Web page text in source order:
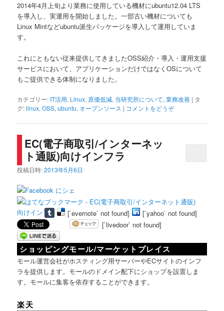
2014年4月上旬より業務に使用している機材にubuntu12.04 LTS
を導入し、実運用を開始しました。一部古い機材についても
Linux Mintなどubuntu派生パッケージを導入して運用していま
す。
これにともない従来提供してきましたOSS紹介・導入・運用支援
サービスにおいて、アプリケーションだけではなくOSについて
もご提供できる体制になりました。
カテゴリー: IT活用, Linux, 原価低減, 当研究所について,業務改善 | タ
グ:linux,OSS,ubuntu, オープンソース | コメントをどうぞ
EC(電子商取引/インターネッ
ト通販)向けインフラ
投稿日時:2013年5月6日
[`evernote` not found]
[`yahoo` not found]
[`livedoor` not found]
ショッピングモール/マーケットプレイス
モール運営会社がホスティング用サーバーやECサイトのインフ
ラを提供します。モールのドメイン配下にショップを設置しま
す。モールに集客を依存することができます。
楽天